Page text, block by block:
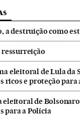
a destruição como
ressurreição
eleitoral de Lula da
ricos e proteção para
eleitoral de
para a Polícia